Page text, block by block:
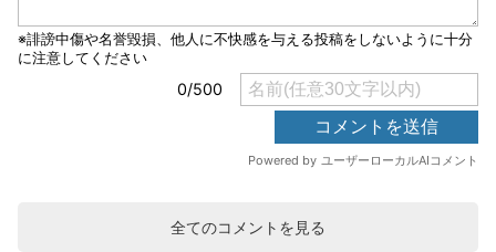
全てのコメントを見る